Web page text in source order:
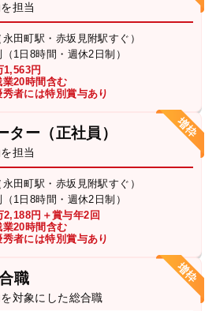
担当
田町駅・赤坂見附駅すぐ）
1日8時間・週休2日制）
1,563円
20時間含む
者には特別賞与あり
ター（正社員）
担当
田町駅・赤坂見附駅すぐ）
1日8時間・週休2日制）
2,188円＋賞与年2回
20時間含む
者には特別賞与あり
職
対象にした総合職